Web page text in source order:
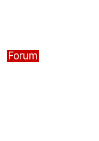
Forum